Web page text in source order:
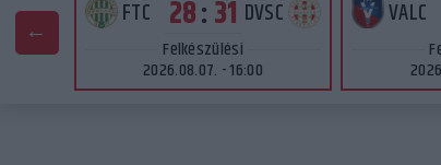
FTC 28:31 DVSC
Felkészülési
2026.08.07. - 16:00
VALC